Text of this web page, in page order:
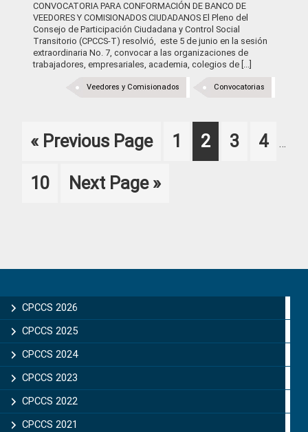
CONVOCATORIA PARA CONFORMACIÓN DE BANCO DE
VEEDORES Y COMISIONADOS CIUDADANOS El Pleno del
Consejo de Participación Ciudadana y Control Social
Transitorio (CPCCS-T) resolvió, este 5 de junio en la sesión
extraordinaria No. 7, convocar a las organizaciones de
trabajadores, empresariales, academia, colegios de [...]
Convocatorias
Veedores y Comisionados
« Go
Previous Page Page
1 Page
2 Page
3 Page
4
pages
…
Page
10
Go
Next Page »
Sidebar
CPCCS 2026
CPCCS 2025
CPCCS 2024
CPCCS 2023
CPCCS 2022
CPCCS 2021